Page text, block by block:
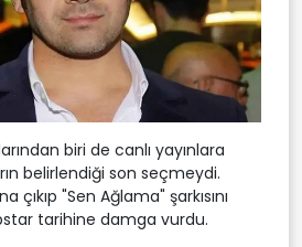
biri de canlı yayınlara
belirlendiği son seçmeydi.
çıkıp "Sen Ağlama" şarkısını
tarihine damga vurdu.